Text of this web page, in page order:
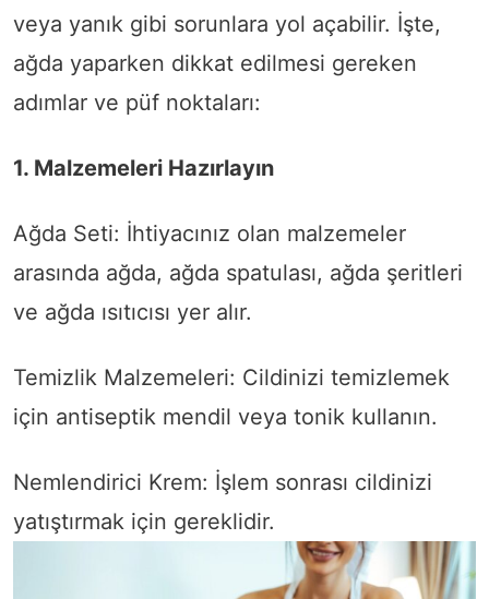
veya yanık gibi sorunlara yol açabilir. İşte,
ağda yaparken dikkat edilmesi gereken
adımlar ve püf noktaları:
1. Malzemeleri Hazırlayın
Ağda Seti: İhtiyacınız olan malzemeler
arasında ağda, ağda spatulası, ağda şeritleri
ve ağda ısıtıcısı yer alır.
Temizlik Malzemeleri: Cildinizi temizlemek
için antiseptik mendil veya tonik kullanın.
Nemlendirici Krem: İşlem sonrası cildinizi
yatıştırmak için gereklidir.